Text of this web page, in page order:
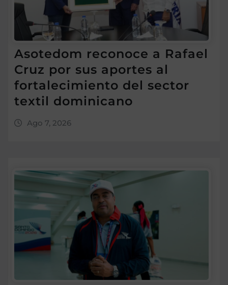
Asotedom reconoce a Rafael
Cruz por sus aportes al
fortalecimiento del sector
textil dominicano
Ago 7, 2026